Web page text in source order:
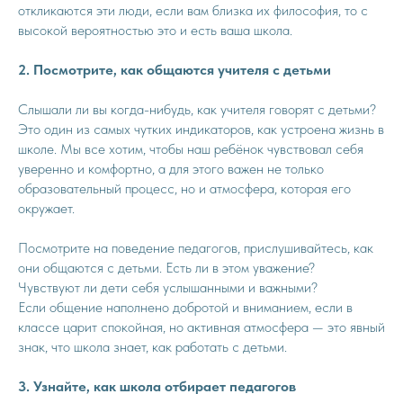
откликаются эти люди, если вам близка их философия, то с
высокой вероятностью это и есть ваша школа.
2. Посмотрите, как общаются учителя с детьми
Слышали ли вы когда-нибудь, как учителя говорят с детьми?
Это один из самых чутких индикаторов, как устроена жизнь в
школе. Мы все хотим, чтобы наш ребёнок чувствовал себя
уверенно и комфортно, а для этого важен не только
образовательный процесс, но и атмосфера, которая его
окружает.
Посмотрите на поведение педагогов, прислушивайтесь, как
они общаются с детьми. Есть ли в этом уважение?
Чувствуют ли дети себя услышанными и важными?
Если общение наполнено добротой и вниманием, если в
классе царит спокойная, но активная атмосфера — это явный
знак, что школа знает, как работать с детьми.
3. Узнайте, как школа отбирает педагогов